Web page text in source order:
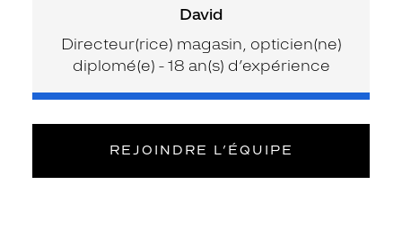
David
Directeur(rice) magasin, opticien(ne)
diplomé(e) - 18 an(s) d’expérience
REJOINDRE L’ÉQUIPE